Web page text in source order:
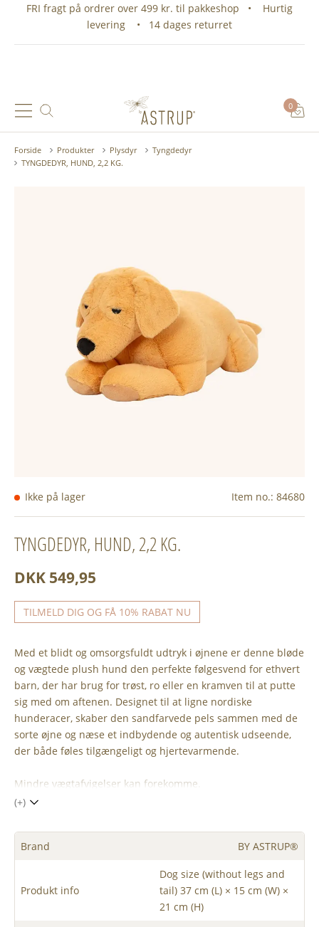
FRI fragt på ordrer over 499 kr. til pakkeshop • Hurtig
levering • 14 dages returret
0
Forside Produkter Plysdyr
Tyngdedyr
TYNGDEDYR, HUND, 2,2 KG.
Ikke på lager Item no.: 84680
TYNGDEDYR, HUND, 2,2 KG.
DKK 549,95
TILMELD DIG OG FÅ 10% RABAT NU
Med et blidt og omsorgsfuldt udtryk i øjnene er denne bløde
og vægtede plush hund den perfekte følgesvend for ethvert
barn, der har brug for trøst, ro eller en kramven til at putte
sig med om aftenen. Designet til at ligne nordiske
hunderacer, skaber den sandfarvede pels sammen med de
sorte øjne og næse et indbydende og autentisk udseende,
der både føles tilgængeligt og hjertevarmende.
Mindre vægtafvigelser kan forekomme.
(+)
Brand BY ASTRUP®
Produkt info
Dog size (without legs and
tail) 37 cm (L) × 15 cm (W) ×
21 cm (H)